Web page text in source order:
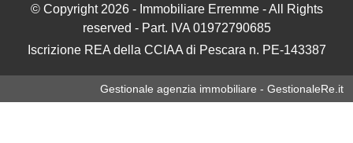
© Copyright 2026 - Immobiliare Erremme - All Rights
reserved - Part. IVA 01972790685
Iscrizione REA della CCIAA di Pescara n. PE-143387
Gestionale agenzia immobiliare - GestionaleRe.it